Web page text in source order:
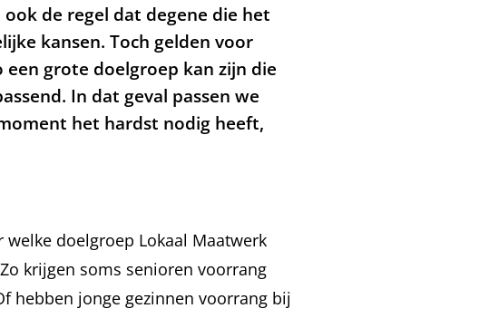
de regel dat degene die het
kansen. Toch gelden voor
grote doelgroep kan zijn die
In dat geval passen we
het hardst nodig heeft,
doelgroep Lokaal Maatwerk
krijgen soms senioren voorrang
hebben jonge gezinnen voorrang bij